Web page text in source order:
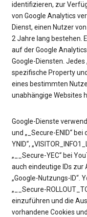
identifizieren, zur
von Google Analytics
Dienst, einen Nutzer
2 Jahre lang bestehen.
auf der Google
Google-Diensten.
spezifische Property
eines bestimmten
unabhängige Websites
Google-Dienste
und „_Secure-ENID“
YNID“,
„__Secure-YEC“ bei
auch eindeutige IDs zur
„Google-Nutzungs-ID“.
„__Secure-
einzuführen und die
vorhandene Cookies